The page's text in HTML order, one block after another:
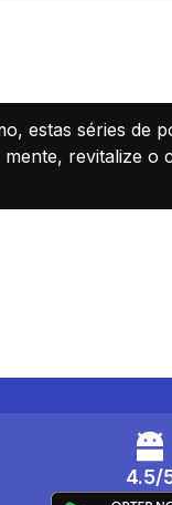
estas séries de
revitalize
4.5/